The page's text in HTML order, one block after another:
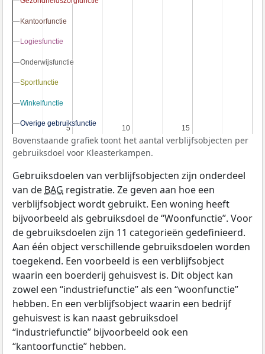
5
5 10
10 15
15
Kantoorfunctie
Kantoorfunctie
Logiesfunctie
Logiesfunctie
Onderwijsfunctie
Onderwijsfunctie
Sportfunctie
Sportfunctie
Winkelfunctie
Winkelfunctie
Overige gebruiksfunctie
Overige gebruiksfunctie
Bovenstaande grafiek toont het aantal verblijfsobjecten per
gebruiksdoel voor Kleasterkampen.
Gebruiksdoelen van verblijfsobjecten zijn onderdeel
van deBAG registratie. Ze geven aan hoe een
verblijfsobject wordt gebruikt. Een woning heeft
bijvoorbeeld als gebruiksdoel de “Woonfunctie”. Voor
de gebruiksdoelen zijn 11 categorieën gedefinieerd.
Aan één object verschillende gebruiksdoelen worden
toegekend. Een voorbeeld is een verblijfsobject
waarin een boerderij gehuisvest is. Dit object kan
zowel een “industriefunctie” als een “woonfunctie”
hebben. En een verblijfsobject waarin een bedrijf
gehuisvest is kan naast gebruiksdoel
“industriefunctie” bijvoorbeeld ook een
“kantoorfunctie” hebben.